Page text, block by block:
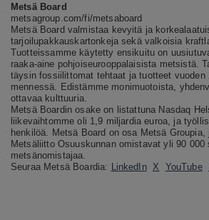
Metsä Board
metsagroup.com/fi/metsaboard
Metsä Board valmistaa kevyitä ja
tarjoilupakkauskartonkeja sekä valkoisia
Tuotteissamme käytetty ensikuitu on
raaka-aine pohjoiseurooppalaisista metsistä.
täysin fossiilittomat tehtaat ja tuotteet vuoden
mennessä. Edistämme monimuotoista,
ottavaa kulttuuria.
Metsä Boardin osake on listattuna Nasdaq
liikevaihtomme oli 1,9 miljardia euroa, ja
henkilöä. Metsä Board on osa Metsä Groupia,
Metsäliitto Osuuskunnan omistavat yli 90 000
metsänomistajaa.
Seuraa Metsä Boardia: LinkedIn X YouTube